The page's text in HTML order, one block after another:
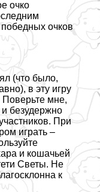
очко
очков
(что было,
в эту игру
Поверьте мне,
безудержно
При
играть –
и кошачьей
Светы. Не
к